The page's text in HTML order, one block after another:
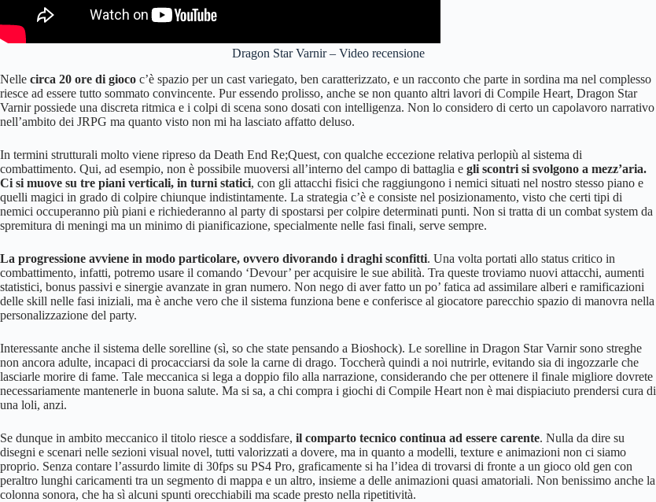
Dragon Star Varnir – Video recensione
Nelle circa 20 ore di gioco c’è spazio per un cast variegato, ben caratterizzato, e un racconto che parte in sordina ma nel complesso
riesce ad essere tutto sommato convincente. Pur essendo prolisso, anche se non quanto altri lavori di Compile Heart, Dragon Star
Varnir possiede una discreta ritmica e i colpi di scena sono dosati con intelligenza. Non lo considero di certo un capolavoro narrativo
nell’ambito dei JRPG ma quanto visto non mi ha lasciato affatto deluso.
In termini strutturali molto viene ripreso da Death End Re;Quest, con qualche eccezione relativa perlopiù al sistema di
combattimento. Qui, ad esempio, non è possibile muoversi all’interno del campo di battaglia e gli scontri si svolgono a mezz’aria.
Ci si muove su tre piani verticali, in turni statici, con gli attacchi fisici che raggiungono i nemici situati nel nostro stesso piano e
quelli magici in grado di colpire chiunque indistintamente. La strategia c’è e consiste nel posizionamento, visto che certi tipi di
nemici occuperanno più piani e richiederanno al party di spostarsi per colpire determinati punti. Non si tratta di un combat system da
spremitura di meningi ma un minimo di pianificazione, specialmente nelle fasi finali, serve sempre.
La progressione avviene in modo particolare, ovvero divorando i draghi sconfitti. Una volta portati allo status critico in
combattimento, infatti, potremo usare il comando ‘Devour’ per acquisire le sue abilità. Tra queste troviamo nuovi attacchi, aumenti
statistici, bonus passivi e sinergie avanzate in gran numero. Non nego di aver fatto un po’ fatica ad assimilare alberi e ramificazioni
delle skill nelle fasi iniziali, ma è anche vero che il sistema funziona bene e conferisce al giocatore parecchio spazio di manovra nella
personalizzazione del party.
Interessante anche il sistema delle sorelline (sì, so che state pensando a Bioshock). Le sorelline in Dragon Star Varnir sono streghe
non ancora adulte, incapaci di procacciarsi da sole la carne di drago. Toccherà quindi a noi nutrirle, evitando sia di ingozzarle che
lasciarle morire di fame. Tale meccanica si lega a doppio filo alla narrazione, considerando che per ottenere il finale migliore dovrete
necessariamente mantenerle in buona salute. Ma si sa, a chi compra i giochi di Compile Heart non è mai dispiaciuto prendersi cura di
una loli, anzi.
Se dunque in ambito meccanico il titolo riesce a soddisfare, il comparto tecnico continua ad essere carente. Nulla da dire su
disegni e scenari nelle sezioni visual novel, tutti valorizzati a dovere, ma in quanto a modelli, texture e animazioni non ci siamo
proprio. Senza contare l’assurdo limite di 30fps su PS4 Pro, graficamente si ha l’idea di trovarsi di fronte a un gioco old gen con
peraltro lunghi caricamenti tra un segmento di mappa e un altro, insieme a delle animazioni quasi amatoriali. Non benissimo anche la
colonna sonora, che ha sì alcuni spunti orecchiabili ma scade presto nella ripetitività.